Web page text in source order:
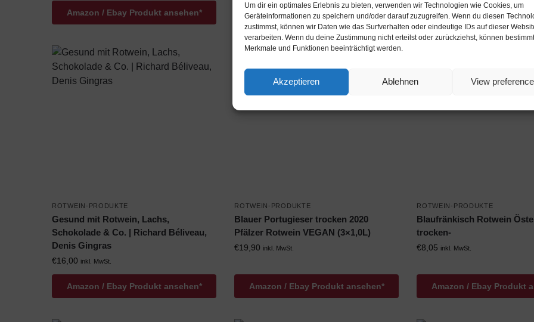
Um dir ein optimales Erlebnis zu bieten, verwenden wir Technologien wie Cookies, um
Geräteinformationen zu speichern und/oder darauf zuzugreifen. Wenn du diesen
zustimmst, können wir Daten wie das Surfverhalten oder eindeutige IDs auf dieser
verarbeiten. Wenn du deine Zustimmung nicht erteilst oder zurückziehst, können
Merkmale und Funktionen beeinträchtigt werden.
Akzeptieren Ablehnen View
Amazon / Ebay Produkt ansehen* Amazon / Ebay Produkt ansehen* Amazon / Ebay Produkt
ROTWEIN-PRODUKTE
Gesund mit Rotwein, Lachs,
Schokolade & Co. | Richard Béliveau,
Denis Gingras
€16,00 inkl. MwSt.
Amazon / Ebay Produkt ansehen*
ROTWEIN-PRODUKTE
Blauer Portugieser trocken 2020
Pfälzer Rotwein VEGAN (3×1,0L)
€19,90 inkl. MwSt.
Amazon / Ebay Produkt ansehen*
ROTWEIN-PRODUKTE
Blaufränkisch Rotwein
trocken-
€8,05 inkl. MwSt.
Amazon / Ebay Produkt